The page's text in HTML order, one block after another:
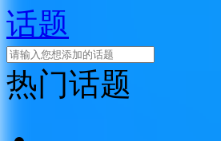
话题
热门话题